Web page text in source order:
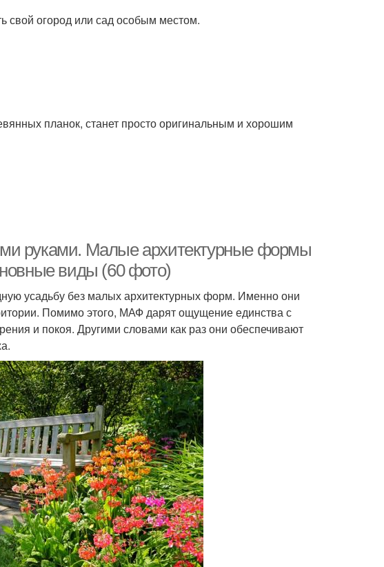
свой огород или сад особым местом.
планок, станет просто оригинальным и хорошим
руками. Малые архитектурные формы
виды (60 фото)
усадьбу без малых архитектурных форм. Именно они
Помимо этого, МАФ дарят ощущение единства с
и покоя. Другими словами как раз они обеспечивают